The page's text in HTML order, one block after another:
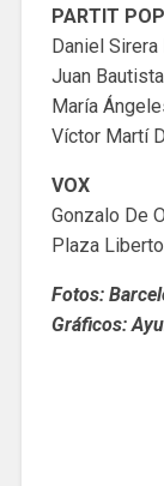
PARTIT
Daniel
Juan
María
Víctor Martí
VOX
Gonzalo De
Plaza
Fotos:
Gráficos: